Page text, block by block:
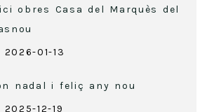
obres Casa del Marquès del
2026-01-13
nadal i feliç any nou
2025-12-19